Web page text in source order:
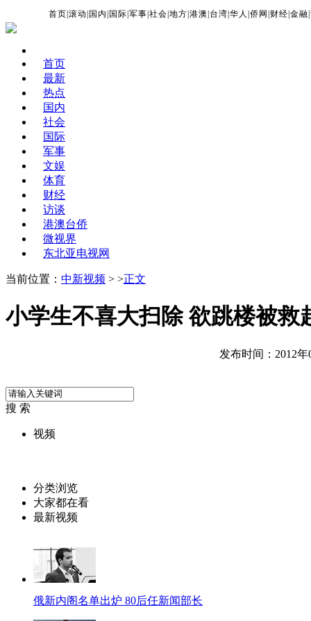
首页 |滚动 国内 国际 |军事 |社会 |地方 |港澳 台湾 |华人 |侨网 财经 |金融 |
首页
最新
热点
国内
社会
国际
军事
文娱
体育
财经
访谈
港澳台侨
微视界
东北亚电视网
当前位置： 中新视频 > >正文
小学生不喜大扫除 欲跳楼被救
发布时间：2012年
搜 索
视频
分类浏览
大家都在看
最新视频
俄新内阁名单出炉 80后任新闻部长